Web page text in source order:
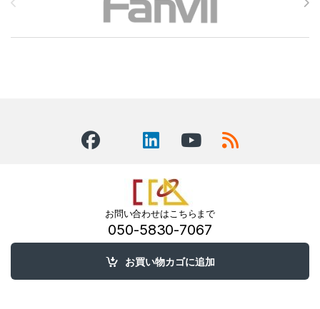
お買い物カゴに追加
お問い合わせはこちらまで
050-5830-7067